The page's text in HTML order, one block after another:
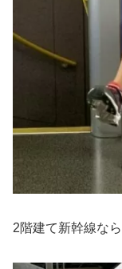
2階建て新幹線な